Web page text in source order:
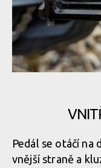
Pedál se otáčí na
vnější straně a